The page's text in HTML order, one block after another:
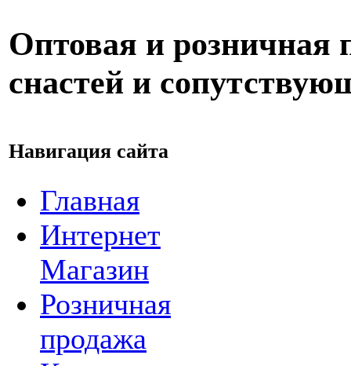
Оптовая и розничная
снастей и
Навигация сайта
Главная
Интернет
Магазин
Розничная
продажа